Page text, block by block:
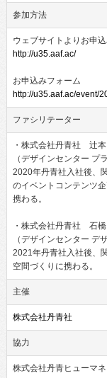
参加方法
ウェブサイトよりお申
http://u35.aaf.ac/
お申込みフォーム
http://u35.aaf.ac/event/
ファシリテーター
・株式会社丹青社 辻
（デザインセンター プ
2020年丹青社入社後、
のイベントコンテンツ
携わる。
・株式会社丹青社 石
（デザインセンター デ
2021年丹青社入社後、
空間づくりに携わる。
主催
株式会社丹青社
協力
株式会社丹青ヒューマネ